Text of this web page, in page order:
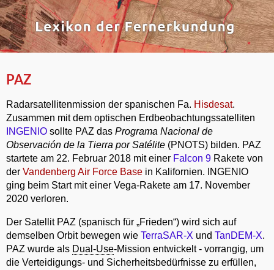
PAZ
Radarsatellitenmission der spanischen Fa. Hisdesat.
Zusammen mit dem optischen Erdbeobachtungssatelliten
INGENIO sollte PAZ das Programa Nacional de
Observación de la Tierra por Satélite (PNOTS) bilden. PAZ
startete am 22. Februar 2018 mit einer Falcon 9 Rakete von
der Vandenberg Air Force Base in Kalifornien. INGENIO
ging beim Start mit einer Vega-Rakete am 17. November
2020 verloren.
Der Satellit PAZ (spanisch für „Frieden“) wird sich auf
demselben Orbit bewegen wie TerraSAR-X und TanDEM-X.
PAZ wurde als Dual-Use-Mission entwickelt - vorrangig, um
die Verteidigungs- und Sicherheitsbedürfnisse zu erfüllen,